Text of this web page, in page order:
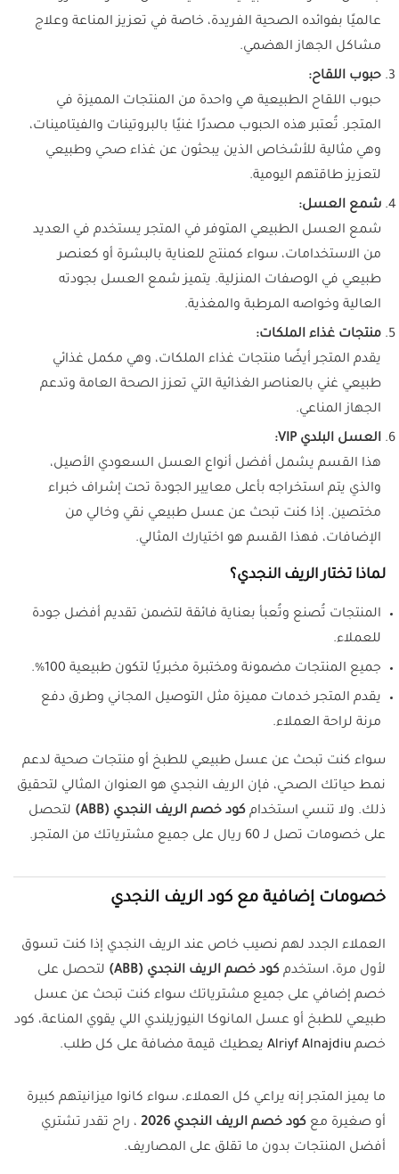
عالميًا بفوائده الصحية الفريدة، خاصة في تعزيز المناعة وعلاج
مشاكل الجهاز الهضمي.
حبوب اللقاح:
حبوب اللقاح الطبيعية هي واحدة من المنتجات المميزة في
المتجر. تُعتبر هذه الحبوب مصدرًا غنيًا بالبروتينات والفيتامينات،
وهي مثالية للأشخاص الذين يبحثون عن غذاء صحي وطبيعي
لتعزيز طاقتهم اليومية.
شمع العسل:
شمع العسل الطبيعي المتوفر في المتجر يستخدم في العديد
من الاستخدامات، سواء كمنتج للعناية بالبشرة أو كعنصر
طبيعي في الوصفات المنزلية. يتميز شمع العسل بجودته
العالية وخواصه المرطبة والمغذية.
منتجات غذاء الملكات:
يقدم المتجر أيضًا منتجات غذاء الملكات، وهي مكمل غذائي
طبيعي غني بالعناصر الغذائية التي تعزز الصحة العامة وتدعم
الجهاز المناعي.
العسل البلدي VIP:
هذا القسم يشمل أفضل أنواع العسل السعودي الأصيل،
والذي يتم استخراجه بأعلى معايير الجودة تحت إشراف خبراء
مختصين. إذا كنت تبحث عن عسل طبيعي نقي وخالي من
الإضافات، فهذا القسم هو اختيارك المثالي.
لماذا تختار الريف النجدي؟
المنتجات تُصنع وتُعبأ بعناية فائقة لتضمن تقديم أفضل جودة
للعملاء.
جميع المنتجات مضمونة ومختبرة مخبريًا لتكون طبيعية 100%.
يقدم المتجر خدمات مميزة مثل التوصيل المجاني وطرق دفع
مرنة لراحة العملاء.
سواء كنت تبحث عن عسل طبيعي للطبخ أو منتجات صحية لدعم
نمط حياتك الصحي، فإن الريف النجدي هو العنوان المثالي لتحقيق
ذلك. ولا تنسي استخدام كود خصم الريف النجدي (ABB
) لتحصل
على خصومات تصل لـ 60 ريال على جميع مشترياتك من المتجر.
خصومات إضافية مع كود الريف النجدي
العملاء الجدد لهم نصيب خاص عند الريف النجدي إذا كنت تسوق
لأول مرة، استخدم كود خصم الريف النجدي (ABB)
لتحصل على
خصم إضافي على جميع مشترياتك سواء كنت تبحث عن عسل
طبيعي للطبخ أو عسل المانوكا النيوزيلندي اللي يقوي المناعة، كود
خصم Alriyf Alnajdiu يعطيك قيمة مضافة على كل طلب.
ما يميز المتجر إنه يراعي كل العملاء، سواء كانوا ميزانيتهم كبيرة
أو صغيرة مع كود خصم الريف النجدي 2026
، راح تقدر تشتري
أفضل المنتجات بدون ما تقلق على المصاريف.